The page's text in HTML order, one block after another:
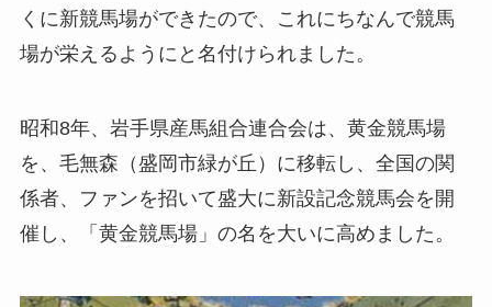
くに新競馬場ができたので、これにちなんで競馬
場が栄えるようにと名付けられました。
昭和8年、岩手県産馬組合連合会は、黄金競馬場
を、毛無森（盛岡市緑が丘）に移転し、全国の関
係者、ファンを招いて盛大に新設記念競馬会を開
催し、「黄金競馬場」の名を大いに高めました。